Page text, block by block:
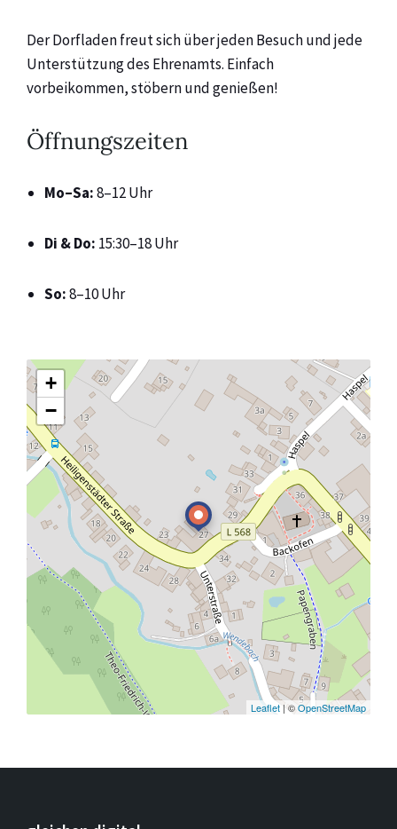
Der Dorfladen freut sich über jeden Besuch und jede
Unterstützung des Ehrenamts. Einfach
vorbeikommen, stöbern und genießen!
Öffnungszeiten
Mo–Sa:8–12 Uhr
Di & Do: 15:30–18 Uhr
So:8–10 Uhr
+
−
Leaflet | ©OpenStreetMap